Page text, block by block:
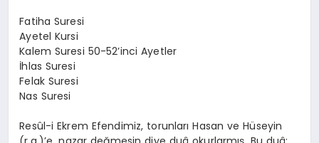
Fatiha Suresi
Ayetel Kursi
Kalem Suresi 50-52’inci Ayetler
İhlas Suresi
Felak Suresi
Nas Suresi
Resûl-i Ekrem Efendimiz, torunları Hasan ve Hüseyin